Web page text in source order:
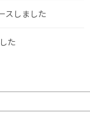
スしました
た